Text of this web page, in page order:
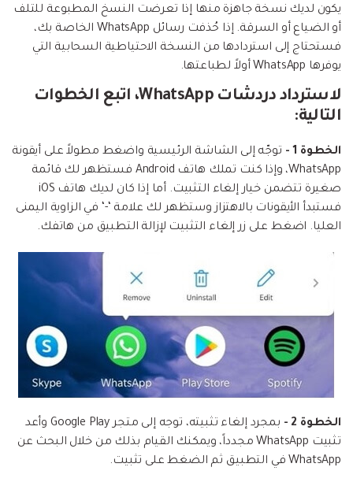
يكون لديك نسخة جاهزة منها إذا تعرضت النسخ المطبوعة للتلف
أو الضياع أو السرقة. إذا حُذفت رسائل WhatsApp الخاصة بك،
فستحتاج إلى استردادها من النسخة الاحتياطية السحابية التي
يوفرها WhatsApp أولاً لطباعتها.
لاسترداد دردشات WhatsApp، اتبع الخطوات
التالية:
الخطوة 1 -
توجّه إلى الشاشة الرئيسية واضغط مطولاً على أيقونة
WhatsApp، وإذا كنت تملك هاتف Android فستظهر لك قائمة
صغيرة تتضمن خيار إلغاء التثبيت. أما إذا كان لديك هاتف iOS
فستبدأ الأيقونات بالاهتزاز وستظهر لك علامة ‘-‘ في الزاوية اليمنى
العليا. اضغط على زر إلغاء التثبيت لإزالة التطبيق من هاتفك.
الخطوة 2 -
بمجرد إلغاء تثبيته، توجه إلى متجر Google Play وأعد
تثبيت WhatsApp مجدداً، ويمكنك القيام بذلك من خلال البحث عن
WhatsApp في التطبيق ثم الضغط على تثبيت.